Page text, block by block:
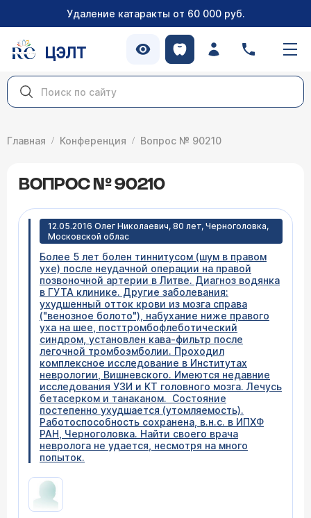
Удаление катаракты от 60 000 руб.
ЦЭЛТ
Главная Конференция Вопрос № 90210
ВОПРОС № 90210
12.05.2016 Олег Николаевич, 80 лет, Черноголовка,
Московской облас
Более 5 лет болен тиннитусом (шум в правом
ухе) после неудачной операции на правой
позвоночной артерии в Литве. Диагноз водянка
в ГУТА клинике. Другие заболевания:
ухудшенный отток крови из мозга справа
("венозное болото"), набухание ниже правого
уха на шее, посттромбофлеботический
синдром, установлен кава-фильтр после
легочной тромбоэмболии. Проходил
комплексное исследование в Институтах
неврологии, Вишневского. Имеются недавние
исследования УЗИ и КТ головного мозга. Лечусь
бетасерком и танаканом. Состояние
постепенно ухудшается (утомляемость).
Работоспособность сохранена, в.н.с. в ИПХФ
РАН, Черноголовка. Найти своего врача
невролога не удается, несмотря на много
попыток.